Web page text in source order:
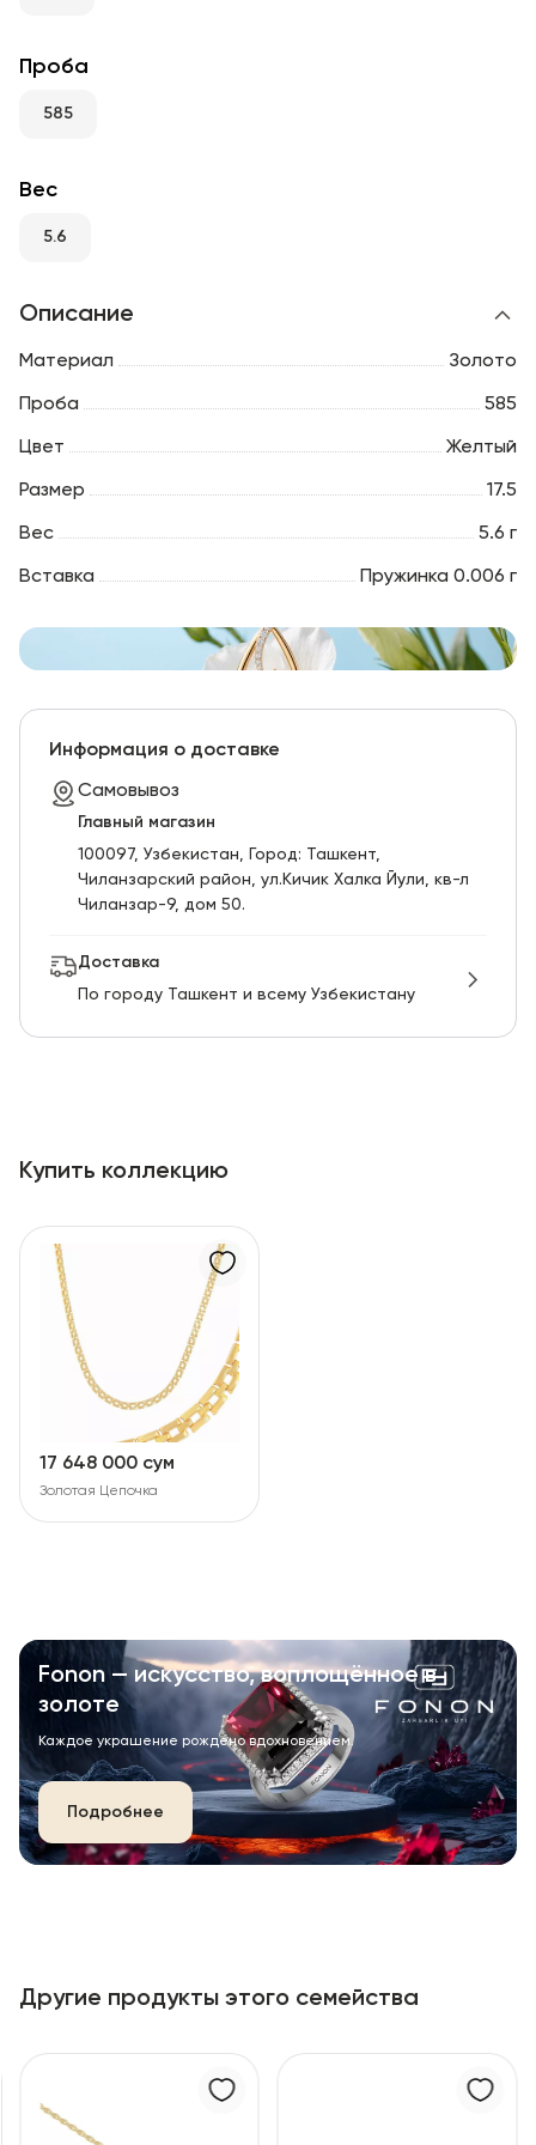
Проба
585
Вес
5.6
Описание
Материал Золото
Проба 585
Цвет Желтый
Размер 17.5
Вес 5.6 г
Вставка Пружинка 0.006 г
Информация о доставке
Самовывоз
Главный магазин
100097, Узбекистан, Город: Ташкент,
Чиланзарский pайон, ул.Кичик Халка Йули, кв-л
Чиланзар-9, дом 50.
Доставка
По городу Ташкент и всему Узбекистану
Купить коллекцию
17 648 000 сум
Золотая Цепочка
Fonon — искусство, воплощённое в
золоте
Каждое украшение рождено вдохновением.
Подробнее
Другие продукты этого семейства